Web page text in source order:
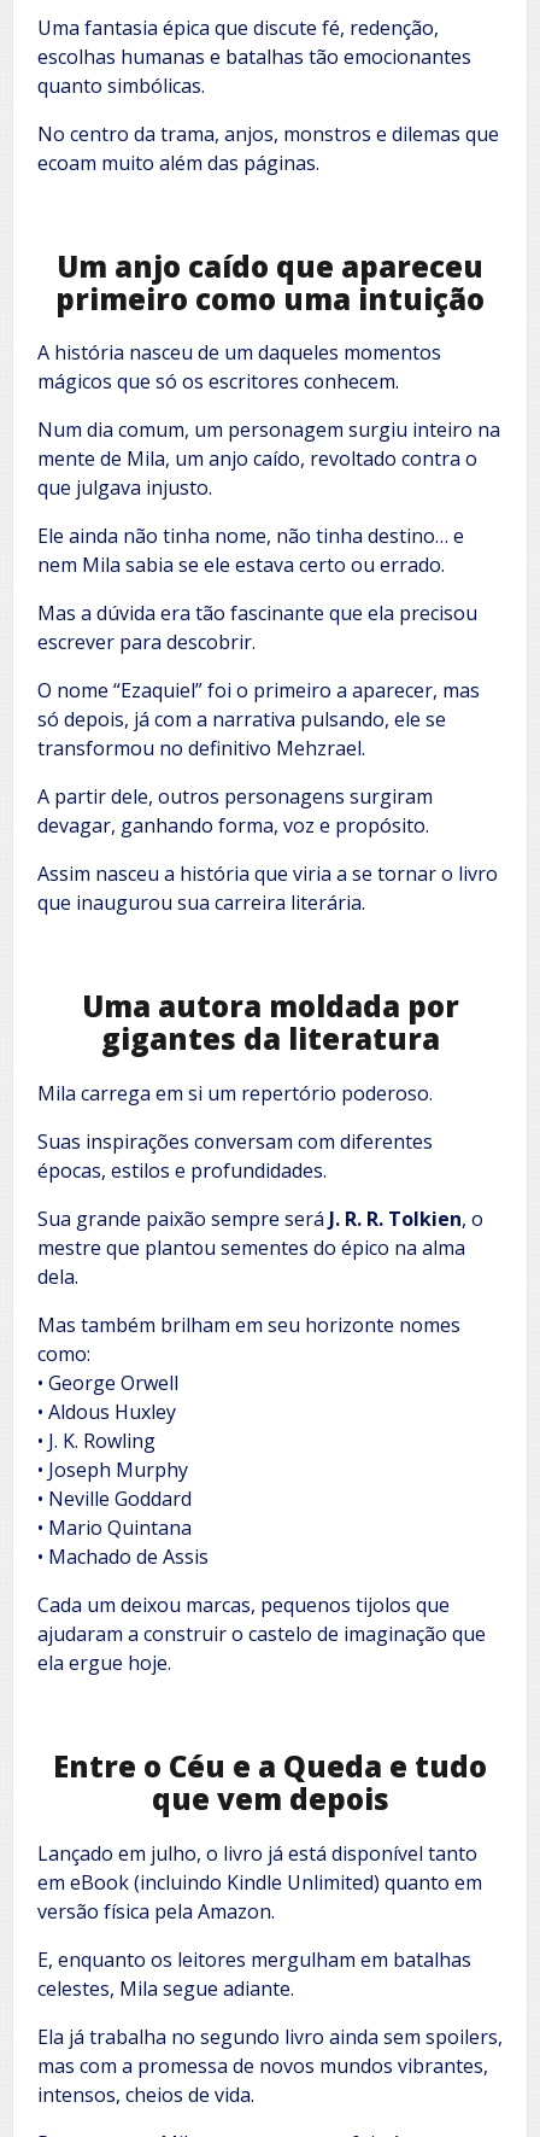
Uma fantasia épica que discute fé, redenção,
escolhas humanas e batalhas tão emocionantes
quanto simbólicas.
No centro da trama, anjos, monstros e dilemas que
ecoam muito além das páginas.
Um anjo caído que apareceu
primeiro como uma intuição
A história nasceu de um daqueles momentos
mágicos que só os escritores conhecem.
Num dia comum, um personagem surgiu inteiro na
mente de Mila, um anjo caído, revoltado contra o
que julgava injusto.
Ele ainda não tinha nome, não tinha destino… e
nem Mila sabia se ele estava certo ou errado.
Mas a dúvida era tão fascinante que ela precisou
escrever para descobrir.
O nome “Ezaquiel” foi o primeiro a aparecer, mas
só depois, já com a narrativa pulsando, ele se
transformou no definitivo Mehzrael.
A partir dele, outros personagens surgiram
devagar, ganhando forma, voz e propósito.
Assim nasceu a história que viria a se tornar o livro
que inaugurou sua carreira literária.
Uma autora moldada por
gigantes da literatura
Mila carrega em si um repertório poderoso.
Suas inspirações conversam com diferentes
épocas, estilos e profundidades.
Sua grande paixão sempre será J. R. R. Tolkien, o
mestre que plantou sementes do épico na alma
dela.
Mas também brilham em seu horizonte nomes
como:
• George Orwell
• Aldous Huxley
• J. K. Rowling
• Joseph Murphy
• Neville Goddard
• Mario Quintana
• Machado de Assis
Cada um deixou marcas, pequenos tijolos que
ajudaram a construir o castelo de imaginação que
ela ergue hoje.
Entre o Céu e a Queda e tudo
que vem depois
Lançado em julho, o livro já está disponível tanto
em eBook (incluindo Kindle Unlimited) quanto em
versão física pela Amazon.
E, enquanto os leitores mergulham em batalhas
celestes, Mila segue adiante.
Ela já trabalha no segundo livro ainda sem spoilers,
mas com a promessa de novos mundos vibrantes,
intensos, cheios de vida.